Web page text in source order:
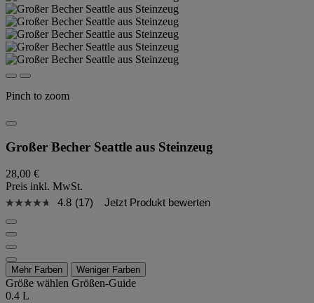
Pinch to zoom
Großer Becher Seattle aus Steinzeug
28,00 €
Preis inkl. MwSt.
4.8 (17) Jetzt Produkt bewerten
Mehr Farben Weniger Farben
Größe wählen Größen-Guide
0.4 L